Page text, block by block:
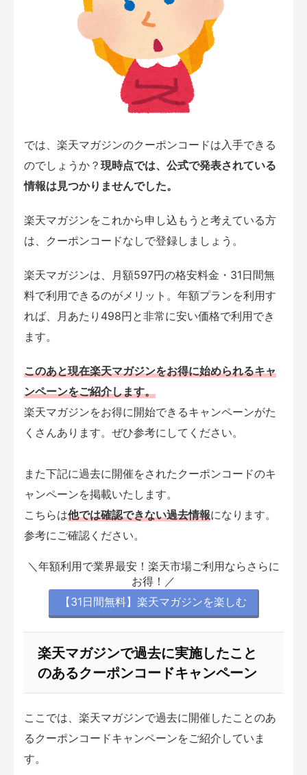
では、楽天マガジンのクーポンコードは入手できる
のでしょうか？ 現時点では、公式で発表されている
情報は見つかりませんでした。
楽天マガジンをこれから申し込もうと考えている方
は、クーポンコードなしで登録しましょう。
楽天マガジンは、月額597円の格安料金・31日間無
料で利用できるのがメリット。年額プランを利用す
れば、月あたり498円と非常に安い価格で利用でき
ます。
このあと現在楽天マガジンをお得に始められるキャ
ンペーンをご紹介します。
楽天マガジンをお得に開始できるキャンペーンがた
くさんあります。ぜひ参考にしてください。
また下記に過去に開催をされたクーポンコードのキ
ャンペーンを掲載いたします。
こちらは他では確認できない過去情報になります。
参考にご確認ください。
＼年額利用で業界最安！楽天市場ご利用ならさらに
お得！／
【31日間無料】楽天マガジンを楽しむ
楽天マガジンで過去に実施したこと
のあるクーポンコードキャンペーン
ここでは、楽天マガジンで過去に開催したことのあ
るクーポンコードキャンペーンをご紹介していま
す。